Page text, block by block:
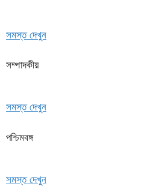
সমস্ত দেখুন
সম্পাদকীয়
সমস্ত দেখুন
পশ্চিমবঙ্গ
সমস্ত দেখুন